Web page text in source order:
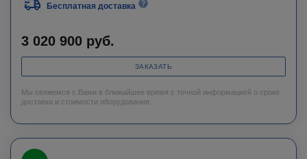
Бесплатная доставка
3 020 900 руб.
ЗАКАЗАТЬ
Мы свяжемся с Вами в ближайшее время с точной информацией о сроке
доставки и стоимости оборудования.